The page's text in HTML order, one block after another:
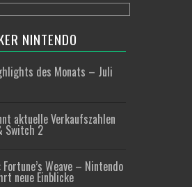
NINTENDO
des Monats – Juli
aktuelle Verkaufszahlen
Switch 2
Fortune’s Weave – Nintendo
neue Einblicke